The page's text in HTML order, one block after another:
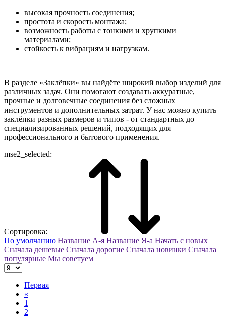
высокая прочность соединения;
простота и скорость монтажа;
возможность работы с тонкими и хрупкими
материалами;
стойкость к вибрациям и нагрузкам.
В разделе «Заклёпки» вы найдёте широкий выбор изделий для
различных задач. Они помогают создавать аккуратные,
прочные и долговечные соединения без сложных
инструментов и дополнительных затрат. У нас можно купить
заклёпки разных размеров и типов - от стандартных до
специализированных решений, подходящих для
профессионального и бытового применения.
mse2_selected:
Сортировка:
По умолчанию Название А-я Название Я-а Начать с новых
Сначала дешевые Сначала дорогие Сначала новинки Сначала
популярные Мы советуем
Первая
«
1
2